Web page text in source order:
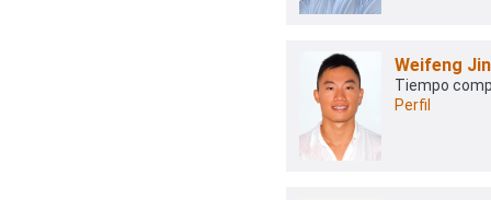
Weifeng Jin
Tiempo
Perfil